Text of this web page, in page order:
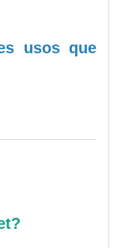
usos que